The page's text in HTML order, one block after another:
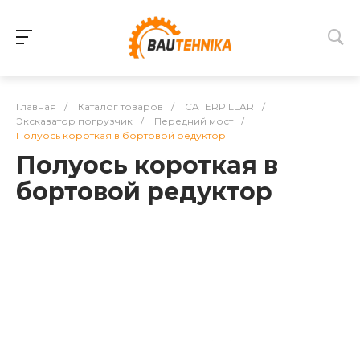
Главная / Каталог товаров / CATERPILLAR
/
Экскаватор погрузчик
/ Передний мост
/
Полуось короткая в бортовой редуктор
Полуось короткая в
бортовой редуктор